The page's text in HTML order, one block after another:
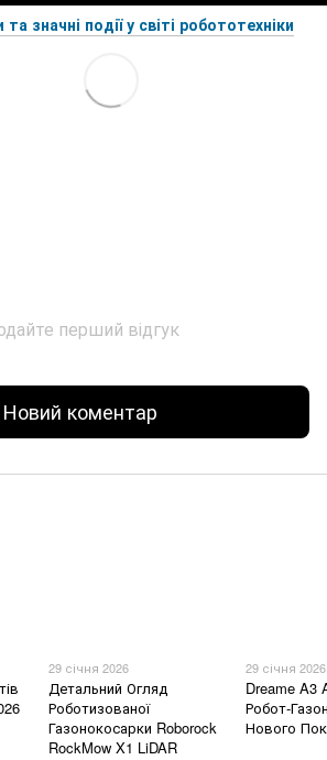
значні події у світі робототехніки
перший відгук
Новий коментар
29 січня 2026
Детальний Огляд
Роботизованої
Газонокосарки Roborock
RockMow X1 LiDAR
29 січня 2026
Dreame A3
Робот-
Нового